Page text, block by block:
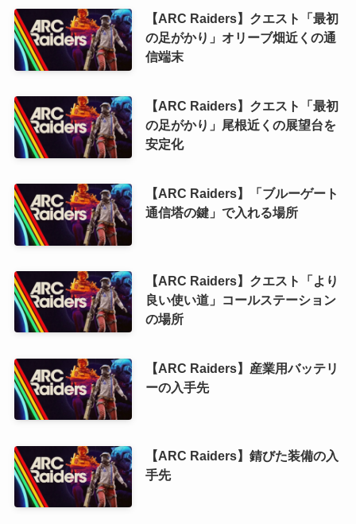
【ARC Raiders】クエスト「最初
の足がかり」オリーブ畑近くの通
信端末
【ARC Raiders】クエスト「最初
の足がかり」尾根近くの展望台を
安定化
【ARC Raiders】「ブルーゲート
通信塔の鍵」で入れる場所
【ARC Raiders】クエスト「より
良い使い道」コールステーション
の場所
【ARC Raiders】産業用バッテリ
ーの入手先
【ARC Raiders】錆びた装備の入
手先